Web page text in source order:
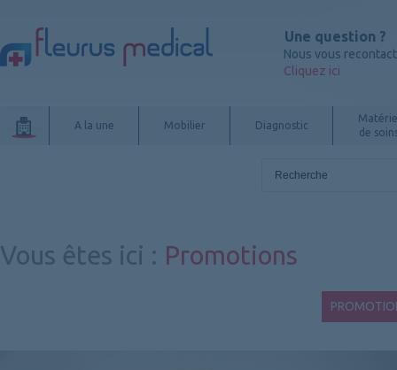
Une question ?
Nous vous
Cliquez ici
A la une Mobilier Diagnostic
de
Vous êtes ici : Promotions